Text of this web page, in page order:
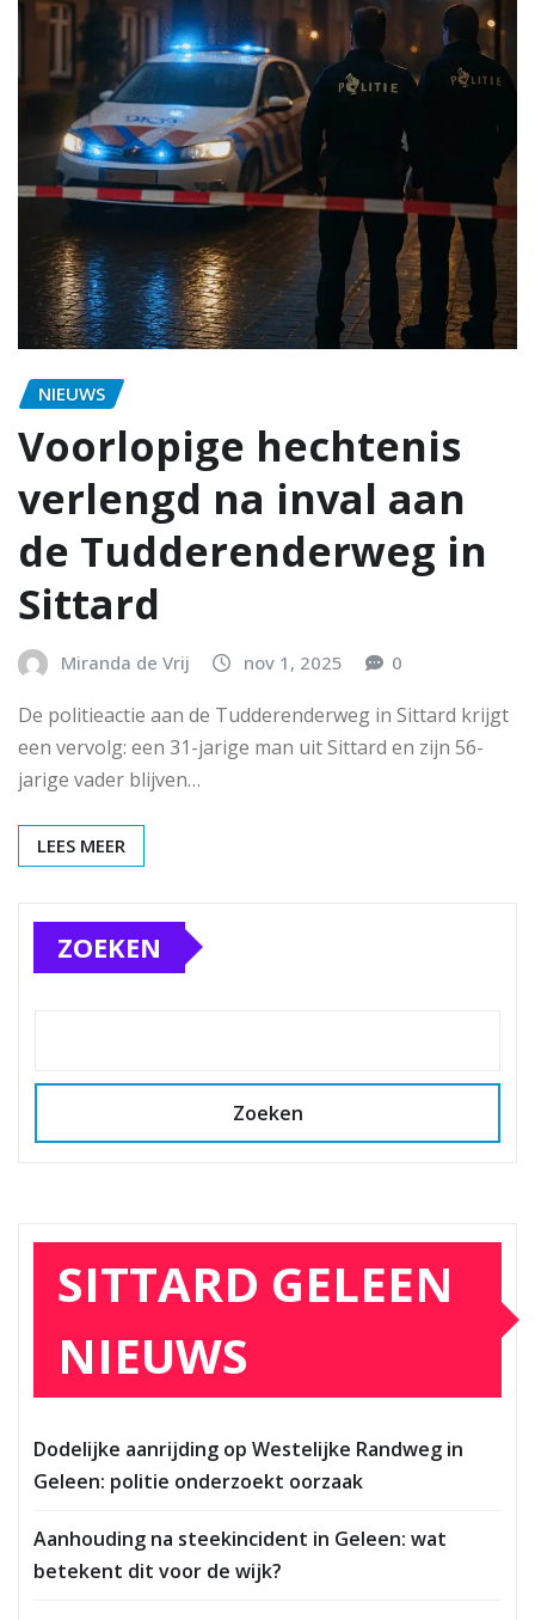
NIEUWS
Voorlopige hechtenis
verlengd na inval aan
de Tudderenderweg in
Sittard
Miranda de Vrij nov 1, 2025 0
De politieactie aan de Tudderenderweg in Sittard krijgt
een vervolg: een 31-jarige man uit Sittard en zijn 56-
jarige vader blijven…
LEES MEER
ZOEKEN
Zoeken
SITTARD GELEEN
NIEUWS
Dodelijke aanrijding op Westelijke Randweg in
Geleen: politie onderzoekt oorzaak
Aanhouding na steekincident in Geleen: wat
betekent dit voor de wijk?